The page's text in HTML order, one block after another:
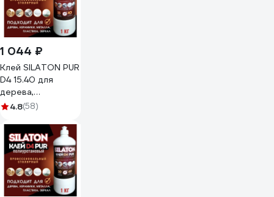
1 044 ₽
Клей SILATON PUR
D4 15.40 для
дерева,
полиуретановый,
PURD416.50/1
4.8(58)